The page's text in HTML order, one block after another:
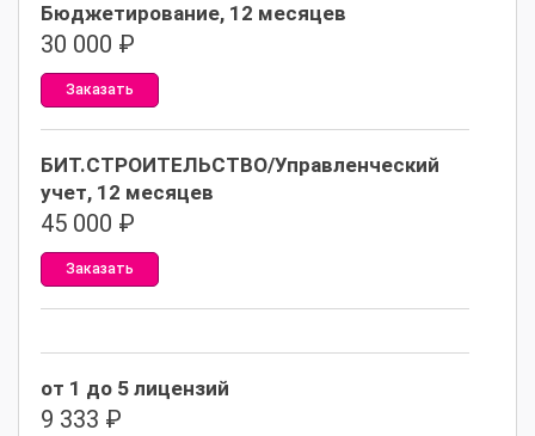
Бюджетирование, 12 месяцев
30 000 ₽
Заказать
БИТ.СТРОИТЕЛЬСТВО/Управленческий
учет, 12 месяцев
45 000 ₽
Заказать
от 1 до 5 лицензий
9 333 ₽